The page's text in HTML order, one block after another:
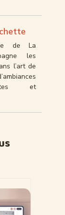
de La
les
l’art de
et